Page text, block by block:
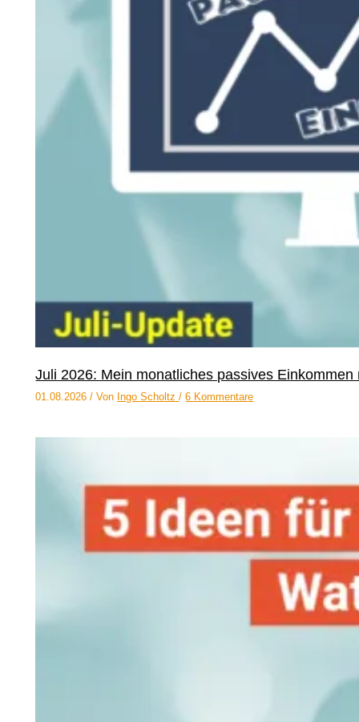
Juli 2026: Mein monatliches passives Einkommen
01.08.2026/ Von Ingo Scholtz/6 Kommentare